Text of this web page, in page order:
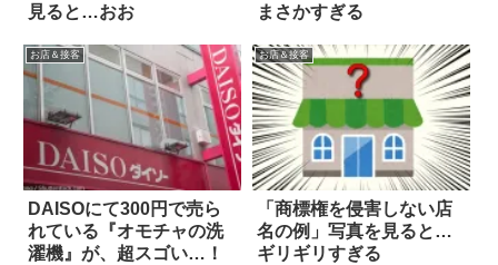
見ると…おお
まさかすぎる
お店＆接客
DAISOにて300円で売ら
れている『オモチャの洗
濯機』が、超スゴい…！
お店＆接客
「商標権を侵害しない店
名の例」写真を見ると…
ギリギリすぎる